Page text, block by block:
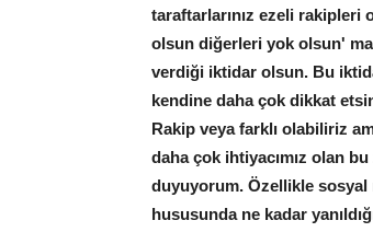
taraftarlarınız ezeli
olsun diğerleri yok olsun'
verdiği iktidar olsun. Bu
kendine daha çok dikkat
Rakip veya farklı olabiliriz
daha çok ihtiyacımız olan
duyuyorum. Özellikle sosyal
hususunda ne kadar